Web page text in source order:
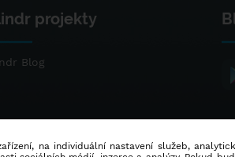
projekty
Blog
na individuální nastavení služeb,